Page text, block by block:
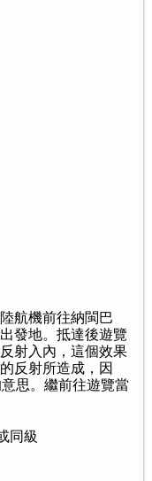
航機前往納閩巴
發地。抵達後遊覽
射入內，這個效果
反射所造成，因
思。繼前往遊覽當
同級